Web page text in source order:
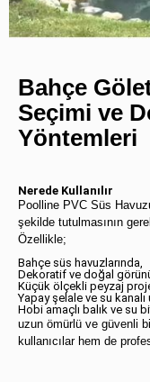
Bahçe
Seçimi ve
Yöntemleri
Nerede Kullanılır
Poolline PVC Süs
şekilde tutulmasının
Özellikle;
Bahçe süs havuzlarında,
Dekoratif ve doğal
Küçük ölçekli peyzaj
Yapay şelale ve su kanalı
Hobi amaçlı balık ve su
uzun ömürlü ve güvenli
kullanıcılar hem de